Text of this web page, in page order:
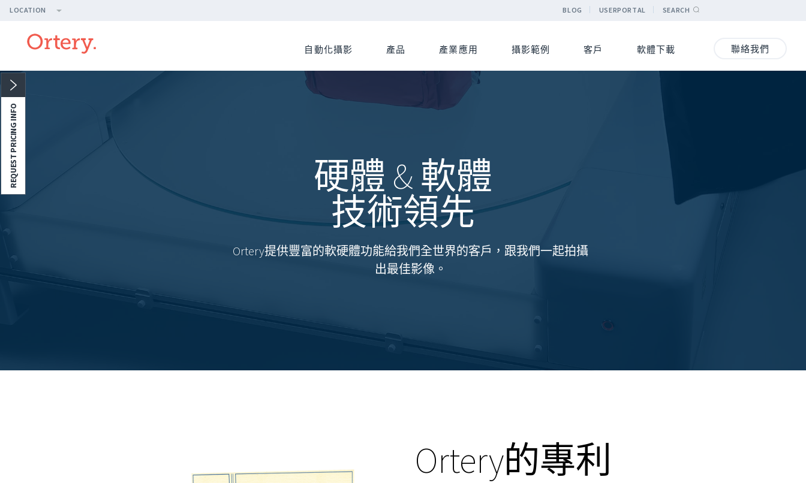
LOCATION BLOG USERPORTAL SEARCH
自動化攝影 產品 產業應用 攝影範例 客戶 軟體下載 聯絡我們
硬體 & 軟體
技術領先
Ortery提供豐富的軟硬體功能給我們全世界的客戶，跟我們一起拍攝
出最佳影像。
Ortery的專利
REQUEST PRICING INFO